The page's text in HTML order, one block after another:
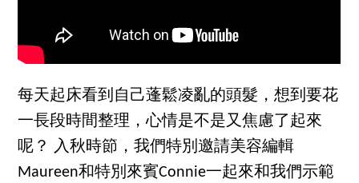
每天起床看到自己蓬鬆凌亂的頭髮，想到要花
一長段時間整理，心情是不是又焦慮了起來
呢？ 入秋時節，我們特別邀請美容編輯
Maureen和特別來賓Connie一起來和我們示範